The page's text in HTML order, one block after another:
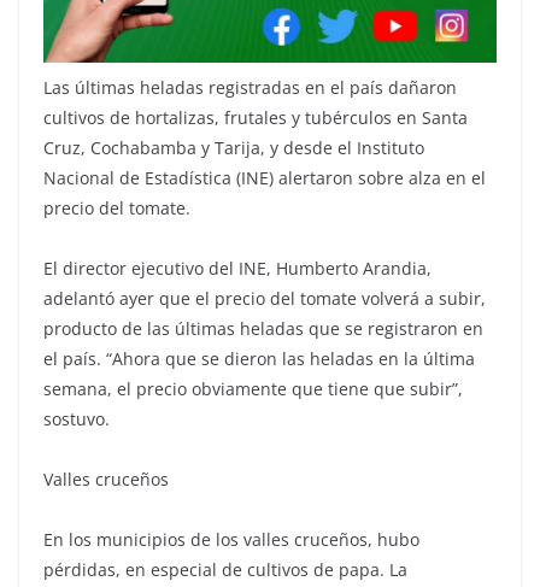
Las últimas heladas registradas en el país dañaron
cultivos de hortalizas, frutales y tubérculos en Santa
Cruz, Cochabamba y Tarija, y desde el Instituto
Nacional de Estadística (INE) alertaron sobre alza en el
precio del tomate.
El director ejecutivo del INE, Humberto Arandia,
adelantó ayer que el precio del tomate volverá a subir,
producto de las últimas heladas que se registraron en
el país. “Ahora que se dieron las heladas en la última
semana, el precio obviamente que tiene que subir”,
sostuvo.
Valles cruceños
En los municipios de los valles cruceños, hubo
pérdidas, en especial de cultivos de papa. La